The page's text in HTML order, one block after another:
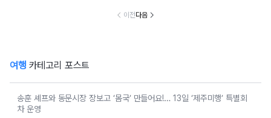
인환문학관, 책방
이전다음
여행 카테고리 포스트
송훈 셰프와 동문시장 장보고 ‘몸국’ 만들어요!… 13일 ‘제주미행’ 특별회
차 운영